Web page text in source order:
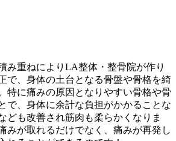
み重ねによりLA整体・整骨院が作り
で、 身体の土台となる骨盤や骨格を綺
特に痛みの原因となりやすい骨格や骨
で、身体に余計な負担がかかることな
ども改善され筋肉も柔らかくなりま
みが取れるだけでなく、痛みが再発し